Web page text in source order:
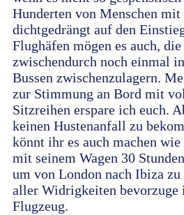
Hunderten von Menschen mit
dichtgedrängt auf den
Flughäfen mögen es auch,
zwischendurch noch einmal
Bussen zwischenzulagern.
zur Stimmung an Bord mit
Sitzreihen erspare ich euch.
keinen Hustenanfall zu
könnt ihr es auch machen
mit seinem Wagen 30
um von London nach Ibiza
aller Widrigkeiten bevorzuge
Flugzeug.